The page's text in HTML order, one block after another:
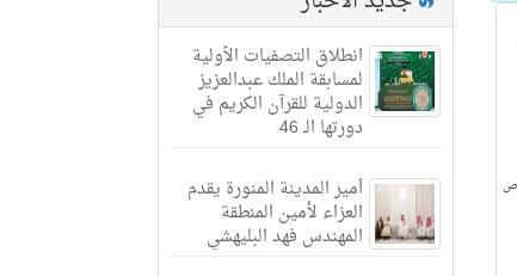
انطلاق التصفيات الأولية
لمسابقة الملك عبدالعزيز
الدولية للقرآن الكريم في
دورتها الـ 46
أمير المدينة المنورة يقدم
العزاء لأمين المنطقة
المهندس فهد البليهشي